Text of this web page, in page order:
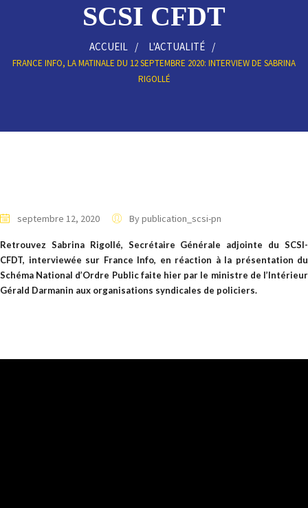
SCSI CFDT
ACCUEIL L'ACTUALITÉ
FRANCE INFO, LA MATINALE DU 12 SEPTEMBRE 2020: INTERVIEW DE SABRINA
RIGOLLÉ
septembre 12, 2020 By publication_scsi-pn
Retrouvez Sabrina Rigollé, Secrétaire Générale adjointe du SCSI-
CFDT, interviewée sur France Info, en réaction à la présentation du
Schéma National d’Ordre Public faite hier par le ministre de l’Intérieur
Gérald Darmanin aux organisations syndicales de policiers.